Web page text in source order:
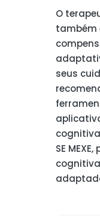
O
também
seus
cognitiva
SE